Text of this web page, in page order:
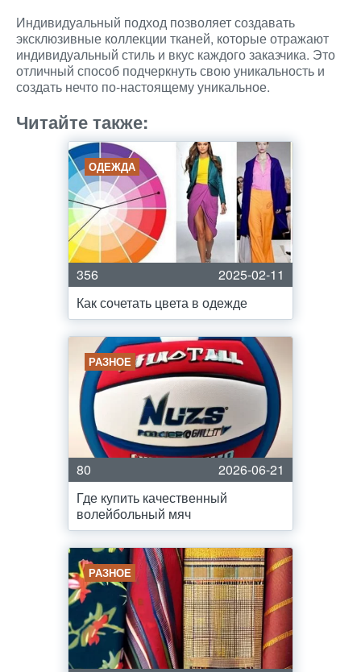
Индивидуальный подход позволяет создавать
эксклюзивные коллекции тканей, которые отражают
индивидуальный стиль и вкус каждого заказчика. Это
отличный способ подчеркнуть свою уникальность и
создать нечто по-настоящему уникальное.
Читайте также:
ОДЕЖДА
356
2025-02-11
Как сочетать цвета в одежде
РАЗНОЕ
80
2026-06-21
Где купить качественный
волейбольный мяч
РАЗНОЕ